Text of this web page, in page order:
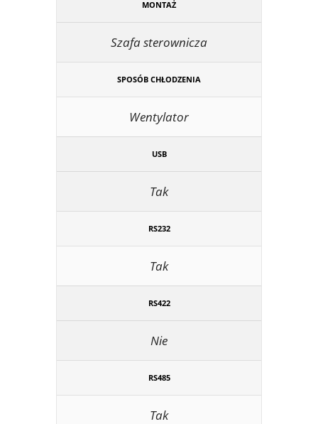
MONTAŻ
Szafa sterownicza
SPOSÓB CHŁODZENIA
Wentylator
USB
Tak
RS232
Tak
RS422
Nie
RS485
Tak